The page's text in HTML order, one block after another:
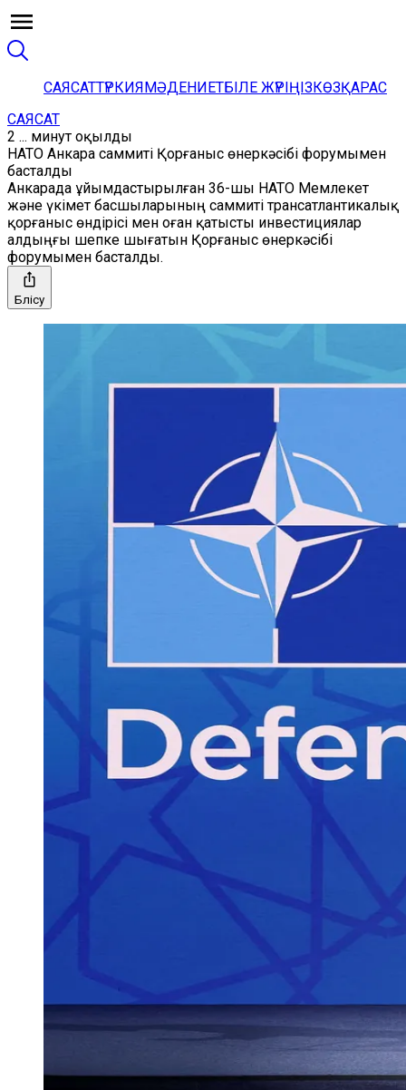
САЯСАТТҮРКИЯМӘДЕНИЕТБІЛЕ ЖҮРІҢІЗКӨЗҚАРАС
САЯСАТ
2 ... минут оқылды
НАТО Анкара саммиті Қорғаныс өнеркәсібі форумымен
басталды
Анкарада ұйымдастырылған 36-шы НАТО Мемлекет
және үкімет басшыларының саммиті трансатлантикалық
қорғаныс өндірісі мен оған қатысты инвестициялар
алдыңғы шепке шығатын Қорғаныс өнеркәсібі
форумымен басталды.
Бөлісу